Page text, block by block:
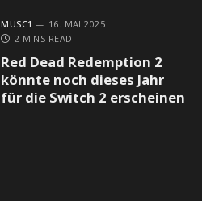
MUSC1
16. MAI 2025
2 MINS READ
Red Dead Redemption 2
könnte noch dieses Jahr
für die Switch 2 erscheinen